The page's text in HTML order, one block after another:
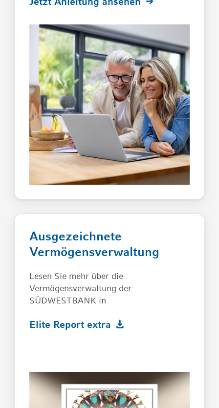
Ausgezeichnete
Vermögensverwaltung
Lesen Sie mehr über die
Vermögensverwaltung der
SÜDWESTBANK in
Elite Report extra